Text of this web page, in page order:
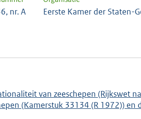
nr. A Eerste Kamer der Staten-
van zeeschepen (Rijkswet
(Kamerstuk 33134 (R 1972)) en